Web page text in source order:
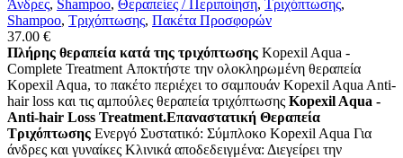
Άνδρες, Shampoo, Θεραπείες / Περιποίηση, Τριχόπτωσης,
Shampoo, Τριχόπτωσης, Πακέτα Προσφορών
37.00 €
Πλήρης θεραπεία κατά της τριχόπτωσης Kopexil Aqua -
Complete Treatment Αποκτήστε την ολοκληρωμένη θεραπεία
Kopexil Aqua, το πακέτο περιέχει το σαμπουάν Kopexil Aqua Anti-
hair loss και τις αμπούλες θεραπεία τριχόπτωσης Kopexil Aqua -
Anti-hair Loss Treatment.Επαναστατική Θεραπεία
Τριχόπτωσης Ενεργό Συστατικό: Σύμπλοκο Kopexil Aqua Για
άνδρες και γυναίκες Κλινικά αποδεδειγμένα: Διεγείρει την